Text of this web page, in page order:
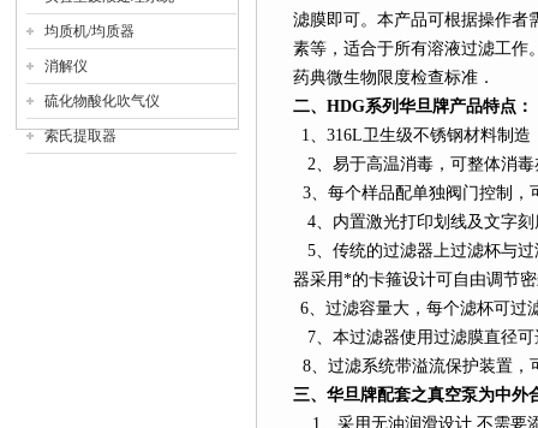
均质机/均质器
消解仪
硫化物酸化吹气仪
索氏提取器
滤膜即可。本产品可根据操作者
素等，适合于所有溶液过滤工作
药典微生物限度检查标准．
二、 HDG系列 华旦牌产品特点：
1、 316L卫生级不锈钢材料制造
2、易于高温消毒，可整体消
3、每个样品配单独阀门控制，
4、内置激光打印划线及文字
5、传统的过滤器上过滤杯与
器采用*的卡箍设计可自由调节
6、过滤容量大，每个滤杯可过
7、本过滤器使用过滤膜直径可
8、过滤系统带溢流保护装置
三、华旦牌配套之真空泵为中外
1、采用无油润滑设计,不需要